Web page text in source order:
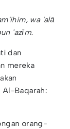
wa 'alā
'azīm.
dan
mereka
Al-Baqarah:
orang-